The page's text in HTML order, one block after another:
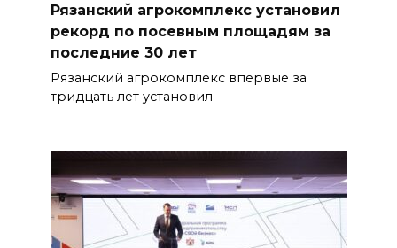
Рязанский агрокомплекс установил
рекорд по посевным площадям за
последние 30 лет
Рязанский агрокомплекс впервые за
тридцать лет установил